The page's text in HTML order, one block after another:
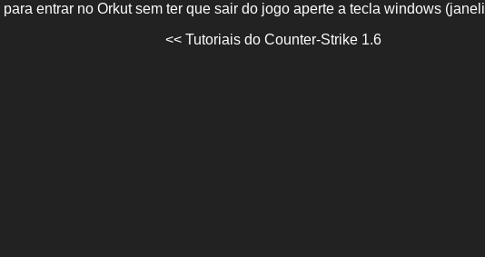
para entrar no Orkut sem ter que sair do jogo aperte a tecla windows
<< Tutoriais do Counter-Strike 1.6